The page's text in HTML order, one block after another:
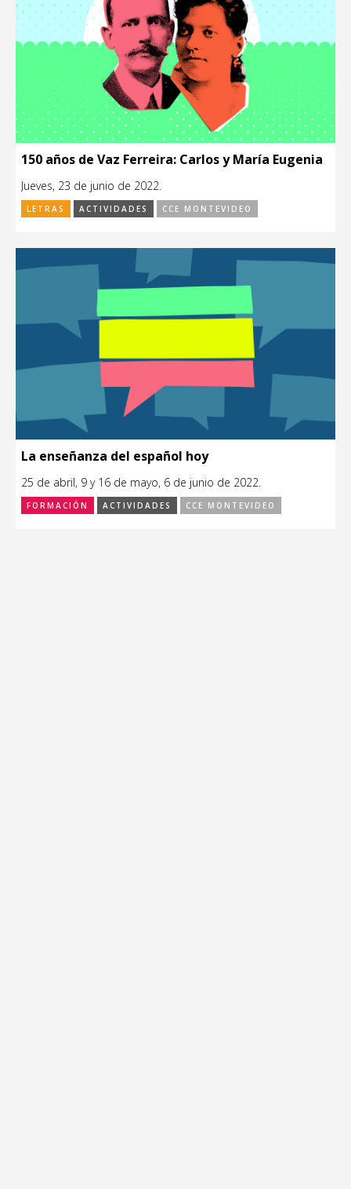
150 años de Vaz Ferreira: Carlos y María Eugenia
Jueves, 23 de junio de 2022.
LETRAS ACTIVIDADES CCE MONTEVIDEO
La enseñanza del español hoy
25 de abril, 9 y 16 de mayo, 6 de junio de 2022.
FORMACIÓN ACTIVIDADES CCE MONTEVIDEO